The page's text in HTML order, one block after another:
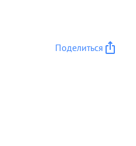
Поделиться